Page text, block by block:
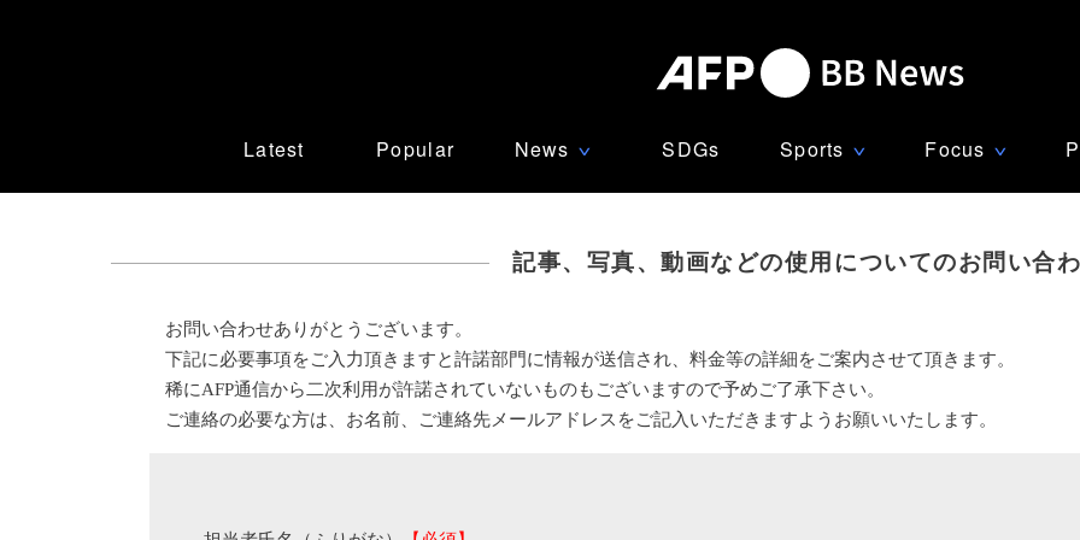
Latest Popular News ∨ SDGs Sports ∨ Focus ∨
記事、写真、動画などの使用についてのお問い合
お問い合わせありがとうございます。
下記に必要事項をご入力頂きますと許諾部門に情報が送信され、料金等の詳細をご案内させて頂きます。
稀にAFP通信から二次利用が許諾されていないものもございますので予めご了承下さい。
ご連絡の必要な方は、お名前、ご連絡先メールアドレスをご記入いただきますようお願いいたします。